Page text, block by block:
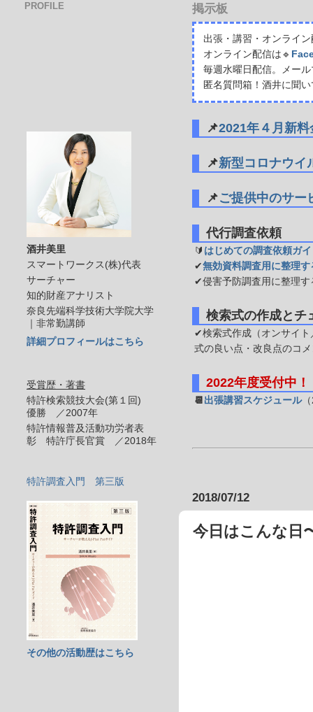
掲示板
出張・講習・オンライ
オンライン配信は🔹
毎週水曜日配信。メー
匿名質問箱！酒井に聞
📌2021年４月新
📌新型コロナウイ
📌ご提供中のサー
代行調査依頼
🔰 はじめての調査依頼ガ
✔無効資料調査用に整理
✔侵害予防調査用に整理す
検索式の作成とチ
✔検索式作成（オンサイト
式の良い点・改良点のコ
2022年度受付中！
📆 出張講習スケジュール
2018/07/12
今日はこんな日
PROFILE
酒井美里
スマートワークス(株)代表
サーチャー
知的財産アナリスト
奈良先端科学技術大学院大学
｜非常勤講師
詳細プロフィールはこちら
受賞歴・著書
特許検索競技大会(第１回)
優勝 ／2007年
特許情報普及活動功労者表
彰 特許庁長官賞 ／2018年
特許調査入門 第三版
その他の活動歴はこちら